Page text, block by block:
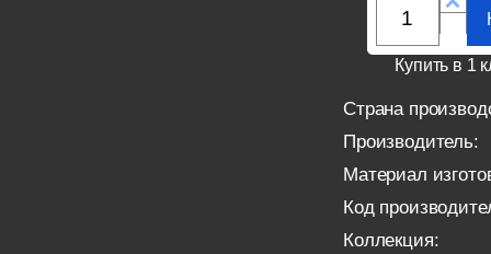
Купить в 1
Страна
Производитель:
Материал
Код
Коллекция: